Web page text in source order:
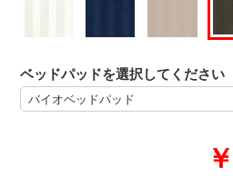
ベッドパッドを選択してください